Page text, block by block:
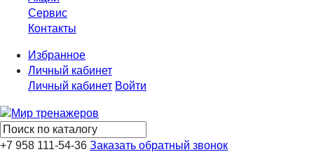
Сервис
Контакты
Избранное
Личный кабинет
Личный кабинет Войти
+7 958 111-54-36 Заказать обратный звонок